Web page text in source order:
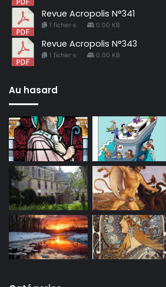
Revue Acropolis N°341
1 fichier·s 0.00 KB
Revue Acropolis N°343
1 fichier·s 0.00 KB
Au hasard